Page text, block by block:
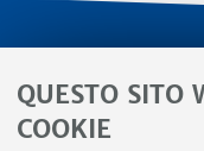
QUESTO SITO
COOKIE